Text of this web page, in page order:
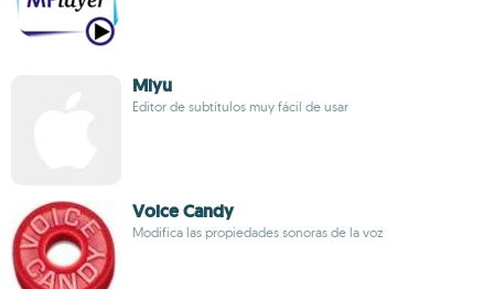
Miyu
Editor de subtítulos muy fácil de usar
Voice Candy
Modifica las propiedades sonoras de la voz